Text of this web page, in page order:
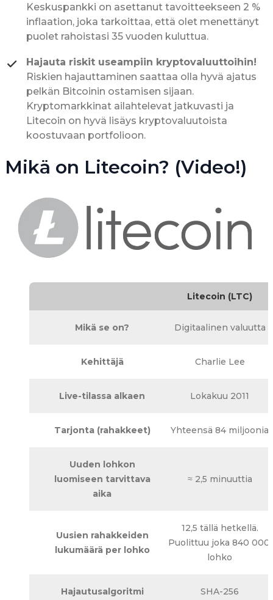
Keskuspankki on asettanut tavoitteekseen 2 %
inflaation, joka tarkoittaa, että olet menettänyt
puolet rahoistasi 35 vuoden kuluttua.
Hajauta riskit useampiin kryptovaluuttoihin!
Riskien hajauttaminen saattaa olla hyvä ajatus
pelkän Bitcoinin ostamisen sijaan.
Kryptomarkkinat ailahtelevat jatkuvasti ja
Litecoin on hyvä lisäys kryptovaluutoista
koostuvaan portfolioon.
Mikä on Litecoin? (Video!)
Litecoin (LTC)
Mikä se on? Digitaalinen valuutta
Kehittäjä Charlie Lee
Live-tilassa alkaen Lokakuu 2011
Tarjonta (rahakkeet) Yhteensä 84 miljoonia
Uuden lohkon
luomiseen tarvittava
aika
≈ 2,5 minuuttia
Uusien rahakkeiden
lukumäärä per lohko
12,5 tällä hetkellä.
Puolittuu joka 840 000.
lohko
Hajautusalgoritmi SHA-256